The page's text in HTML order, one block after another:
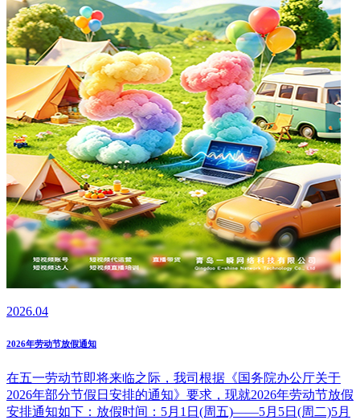
2026.04
2026年劳动节放假通知
在五一劳动节即将来临之际，我司根据《国务院办公厅关于
2026年部分节假日安排的通知》要求，现就2026年劳动节放假
安排通知如下：放假时间：5月1日(周五)——5月5日(周二)5月